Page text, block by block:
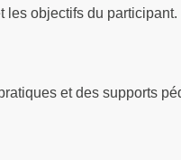
les objectifs du participant.
et des supports